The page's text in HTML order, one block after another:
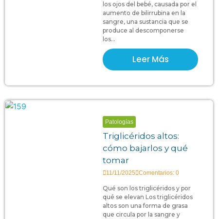
los ojos del bebé, causada por el
aumento de bilirrubina en la
sangre, una sustancia que se
produce al descomponerse
los...
Leer Más
Patologías
Triglicéridos altos:
cómo bajarlos y qué
tomar
11/11/2025 Comentarios: 0
Qué son los triglicéridos y por
qué se elevan Los triglicéridos
altos son una forma de grasa
que circula por la sangre y